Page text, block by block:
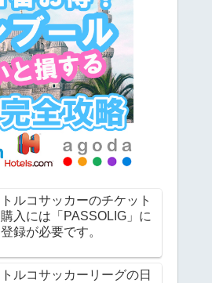
トルコサッカーのチケット
購入には「PASSOLIG」に
登録が必要です。
トルコサッカーリーグの日